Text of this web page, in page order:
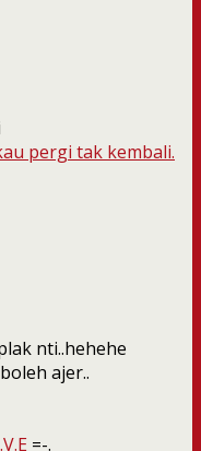
pergi tak kembali.
nti..hehehe
ajer..
=-.